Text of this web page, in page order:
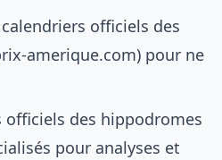
officiels des
amerique.com) pour ne
officiels des hippodromes
pour analyses et